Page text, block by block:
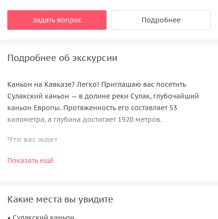
Задать вопрос Подробнее
Подробнее об экскурсии
Каньон на Кавказе? Легко! Приглашаю вас посетить
Сулакский каньон — в долине реки Сулак, глубочайший
каньон Европы. Протяженность его составляет 53
километра, а глубина достигает 1920 метров.
Что вас ждет
Сулакский каньон в Дагестане представляет собой
красотой этого удивительного места.
Показать ещё
Какие места вы увидите